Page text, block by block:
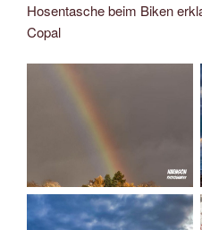
Hosentasche beim Biken
Copal